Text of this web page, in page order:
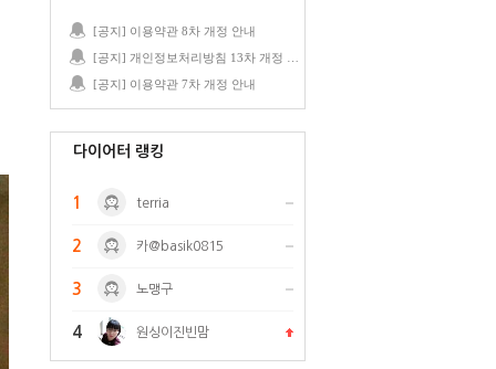
[공지] 이용약관 8차 개정 안내
[공지] 이용약관 7차 개정 안내
다이어터 랭킹
1 terria
2 카@basik0815
3 노맹구
4 원싱이진빈맘